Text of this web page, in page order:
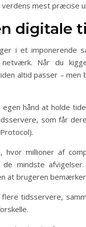
mest præcise
digitale
i et imponerende
netværk. Når du
altid passer – men
hånd at holde
som får
millioner af
mindste
at brugeren
tidsservere,